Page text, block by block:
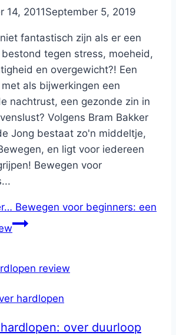
14, 2011September 5, 2019
fantastisch zijn als er een
tegen stress, moeheid,
en overgewicht?! Een
als bijwerkingen een
nachtrust, een gezonde zin in
Volgens Bram Bakker
Jong bestaat zo'n middeltje,
en ligt voor iedereen
Bewegen voor
Bewegen voor beginners: een
hardlopen
over duurloop